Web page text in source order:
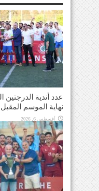
عدد أندية الدرجتين
نهاية الموسم المقبل
أغسطس 6, 2026